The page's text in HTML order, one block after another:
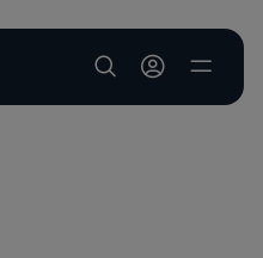
User account